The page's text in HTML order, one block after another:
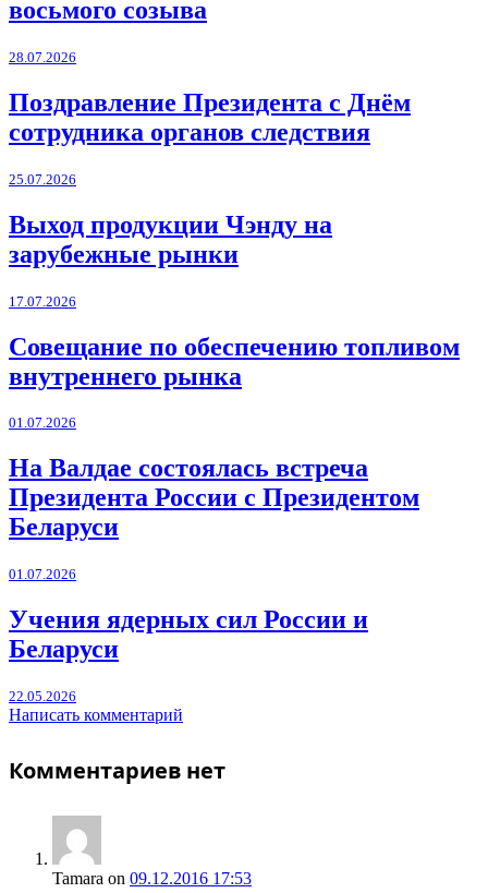
восьмого созыва
28.07.2026
Поздравление Президента с Днём
сотрудника органов следствия
25.07.2026
Выход продукции Чэнду на
зарубежные рынки
17.07.2026
Совещание по обеспечению топливом
внутреннего рынка
01.07.2026
На Валдае состоялась встреча
Президента России с Президентом
Беларуси
01.07.2026
Учения ядерных сил России и
Беларуси
22.05.2026
Написать комментарий
Комментариев нет
Tamara on 09.12.2016 17:53